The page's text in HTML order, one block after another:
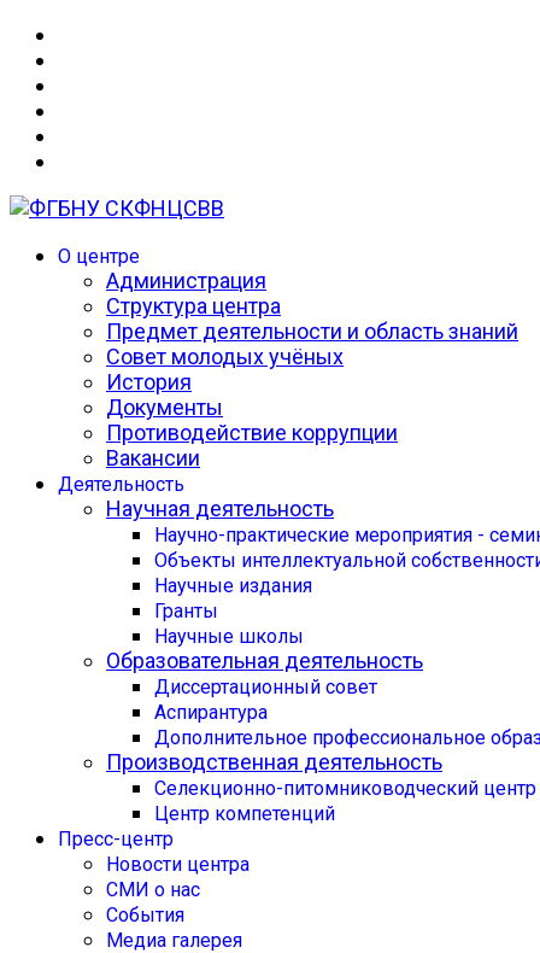
О центре
Администрация
Структура центра
Предмет деятельности и область знаний
Совет молодых учёных
История
Документы
Противодействие коррупции
Вакансии
Деятельность
Научная деятельность
Научно-практические мероприятия -
Объекты интеллектуальной
Научные издания
Гранты
Научные школы
Образовательная деятельность
Диссертационный совет
Аспирантура
Дополнительное профессиональное
Производственная деятельность
Селекционно-питомниководческий центр
Центр компетенций
Пресс-центр
Новости центра
СМИ о нас
События
Медиа галерея